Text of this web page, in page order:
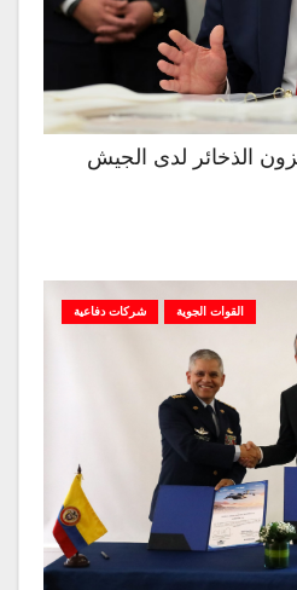
الذخائر لدى الجيش
القوات الجوية شركات دفاعية